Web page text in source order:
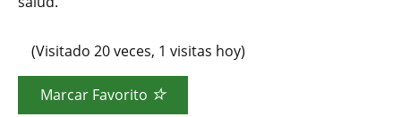
(Visitado 20 veces, 1 visitas hoy)
Marcar Favorito